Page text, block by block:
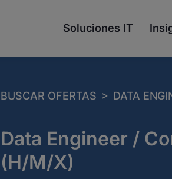
Soluciones IT
BUSCAR OFERTAS > DATA
Data Engineer /
(H/M/X)